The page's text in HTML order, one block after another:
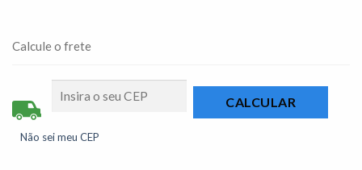
Calcule o frete
Não sei meu CEP